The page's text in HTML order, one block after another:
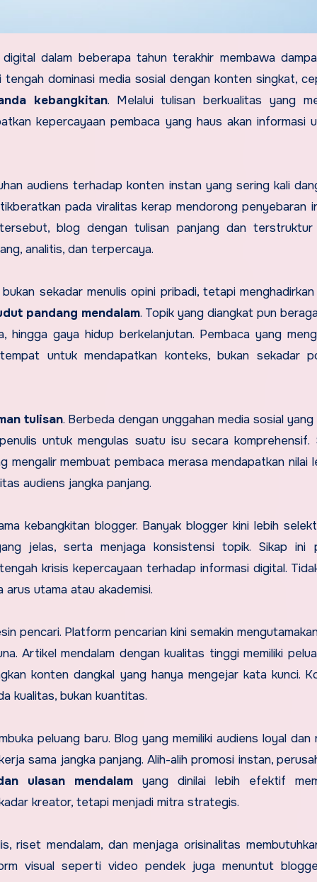
dalam beberapa tahun terakhir membawa
dominasi media sosial dengan konten singkat,
kebangkitan. Melalui tulisan berkualitas yang
kepercayaan pembaca yang haus akan informasi
audiens terhadap konten instan yang sering kali
pada viralitas kerap mendorong penyebaran
blog dengan tulisan panjang dan terstruktur
analitis, dan terpercaya.
sekadar menulis opini pribadi, tetapi
pandang mendalam. Topik yang diangkat pun
gaya hidup berkelanjutan. Pembaca yang
untuk mendapatkan konteks, bukan sekadar
tulisan. Berbeda dengan unggahan media sosial
untuk mengulas suatu isu secara komprehensif.
membuat pembaca merasa mendapatkan nilai
audiens jangka panjang.
kebangkitan blogger. Banyak blogger kini lebih
jelas, serta menjaga konsistensi topik. Sikap ini
krisis kepercayaan terhadap informasi digital.
utama atau akademisi.
pencari. Platform pencarian kini semakin
Artikel mendalam dengan kualitas tinggi memiliki
konten dangkal yang hanya mengejar kata kunci.
kualitas, bukan kuantitas.
peluang baru. Blog yang memiliki audiens loyal dan
sama jangka panjang. Alih-alih promosi instan,
ulasan mendalamyang dinilai lebih efektif
kreator, tetapi menjadi mitra strategis.
riset mendalam, dan menjaga orisinalitas
visual seperti video pendek juga menuntut